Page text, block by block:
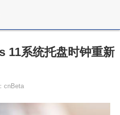
11系统托盘时钟重新
cnBeta